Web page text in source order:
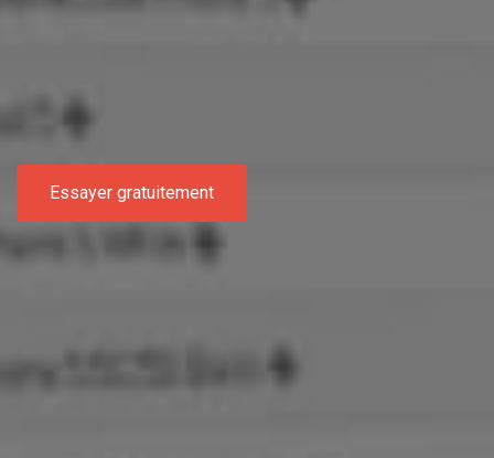
Essayer gratuitement